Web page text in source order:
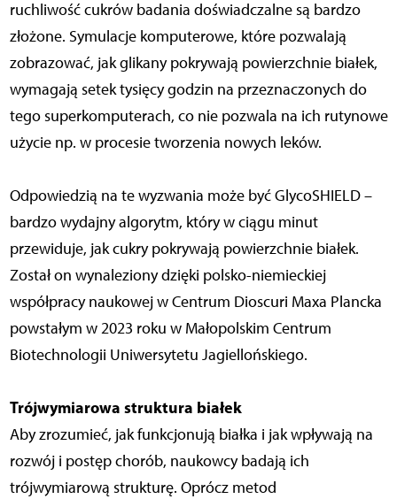
ruchliwość cukrów badania doświadczalne są bardzo
złożone. Symulacje komputerowe, które pozwalają
zobrazować, jak glikany pokrywają powierzchnie białek,
wymagają setek tysięcy godzin na przeznaczonych do
tego superkomputerach, co nie pozwala na ich rutynowe
użycie np. w procesie tworzenia nowych leków.
Odpowiedzią na te wyzwania może być GlycoSHIELD –
bardzo wydajny algorytm, który w ciągu minut
przewiduje, jak cukry pokrywają powierzchnie białek.
Został on wynaleziony dzięki polsko-niemieckiej
współpracy naukowej w Centrum Dioscuri Maxa Plancka
powstałym w 2023 roku w Małopolskim Centrum
Biotechnologii Uniwersytetu Jagiellońskiego.
Trójwymiarowa struktura białek
Aby zrozumieć, jak funkcjonują białka i jak wpływają na
rozwój i postęp chorób, naukowcy badają ich
trójwymiarową strukturę. Oprócz metod